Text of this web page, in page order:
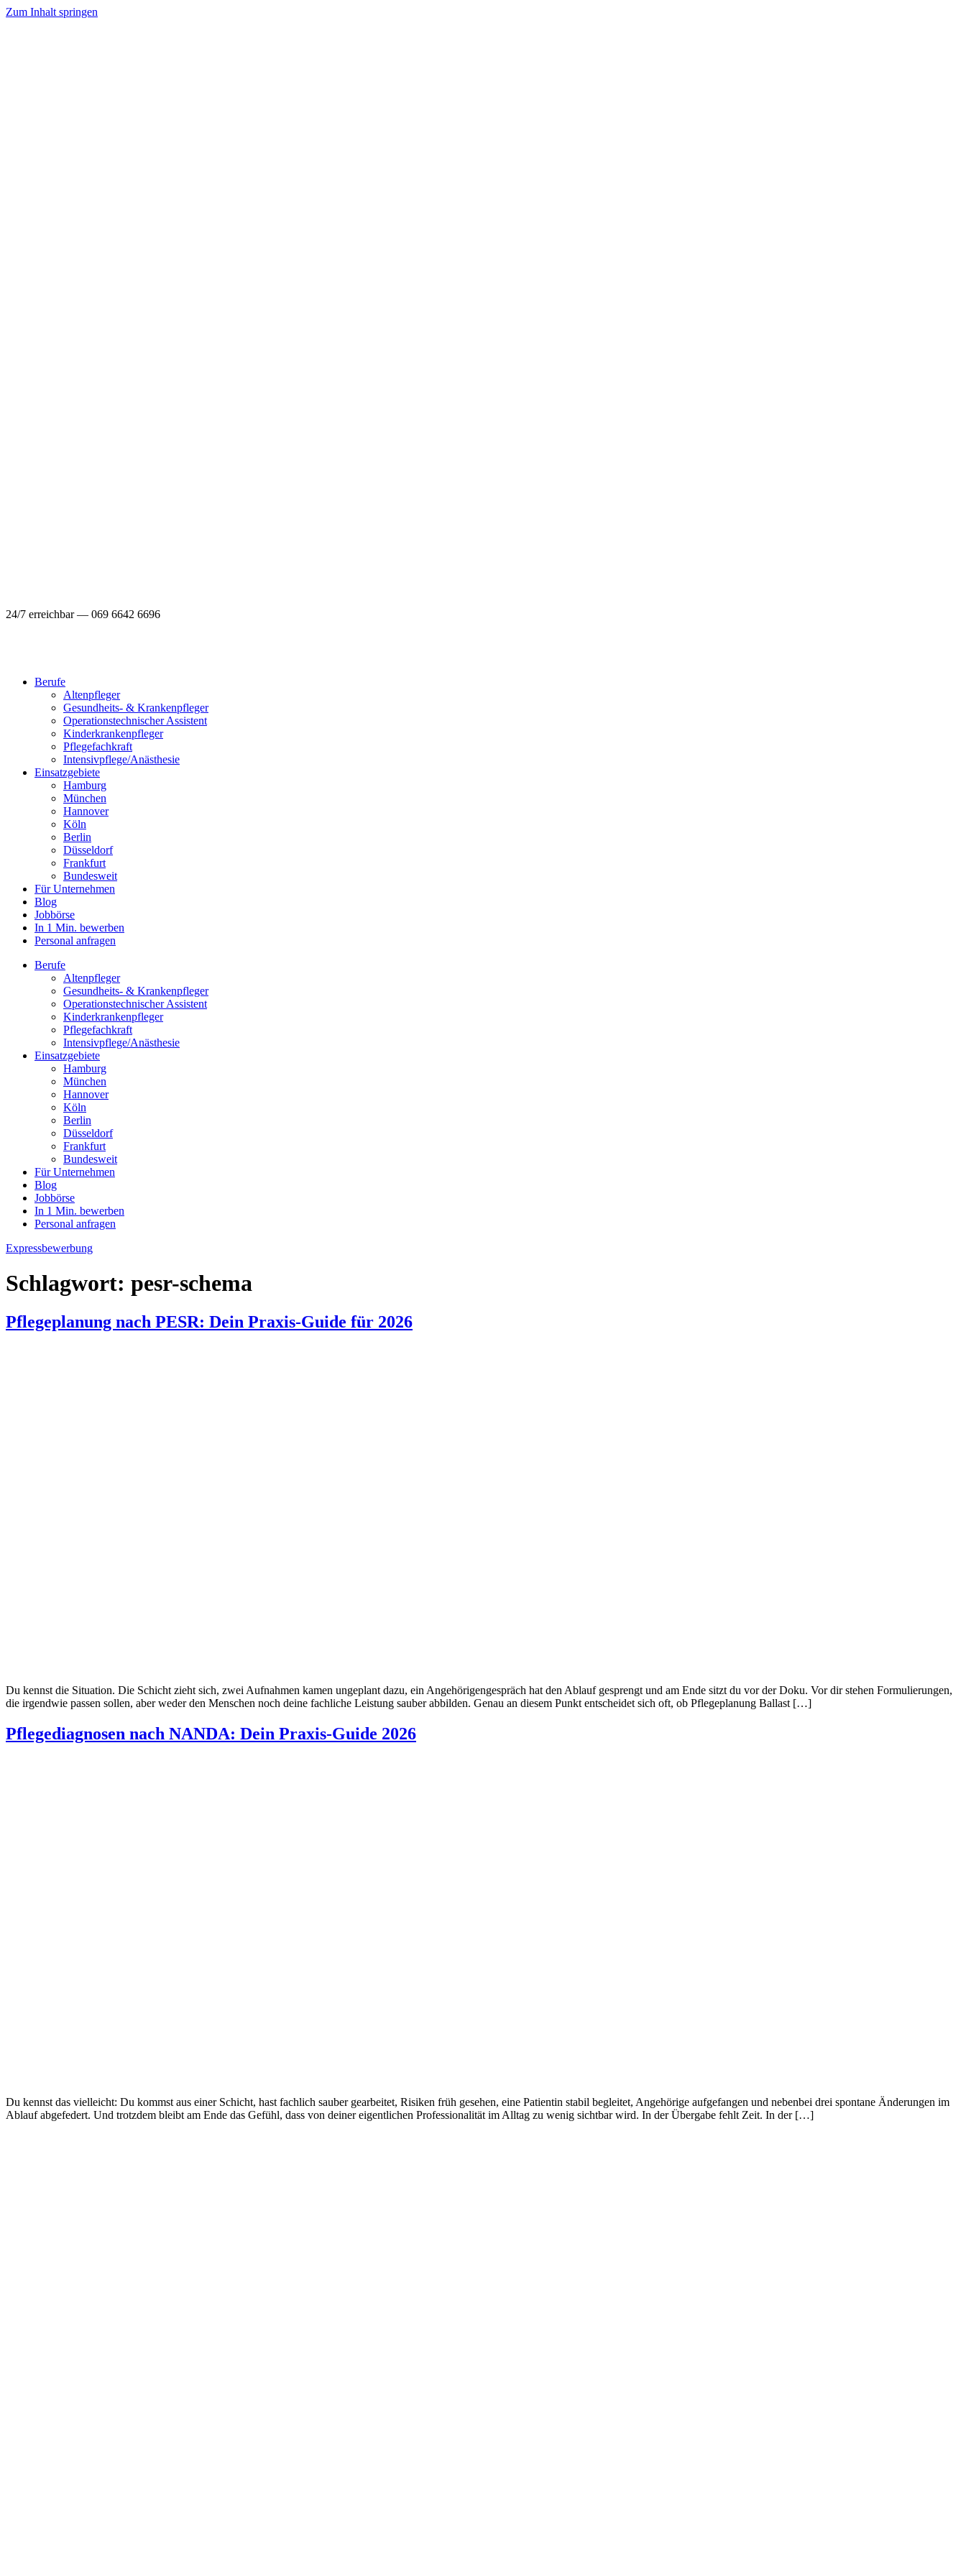
Zum Inhalt springen
24/7 erreichbar — 069 6642 6696
Berufe
Altenpfleger
Gesundheits- & Krankenpfleger
Operationstechnischer Assistent
Kinderkrankenpfleger
Pflegefachkraft
Intensivpflege/Anästhesie
Einsatzgebiete
Hamburg
München
Hannover
Köln
Berlin
Düsseldorf
Frankfurt
Bundesweit
Für Unternehmen
Blog
Jobbörse
In 1 Min. bewerben
Personal anfragen
Berufe
Altenpfleger
Gesundheits- & Krankenpfleger
Operationstechnischer Assistent
Kinderkrankenpfleger
Pflegefachkraft
Intensivpflege/Anästhesie
Einsatzgebiete
Hamburg
München
Hannover
Köln
Berlin
Düsseldorf
Frankfurt
Bundesweit
Für Unternehmen
Blog
Jobbörse
In 1 Min. bewerben
Personal anfragen
Expressbewerbung
Schlagwort: pesr-schema
Pflegeplanung nach PESR: Dein Praxis-Guide für 2026
Du kennst die Situation. Die Schicht zieht sich, zwei Aufnahmen kamen ungeplant dazu, ein Angehörigengespräch hat den Ablauf gesprengt und am Ende sitzt du vor der Doku. Vor dir stehen Formulierungen,
die irgendwie passen sollen, aber weder den Menschen noch deine fachliche Leistung sauber abbilden. Genau an diesem Punkt entscheidet sich oft, ob Pflegeplanung Ballast […]
Pflegediagnosen nach NANDA: Dein Praxis-Guide 2026
Du kennst das vielleicht: Du kommst aus einer Schicht, hast fachlich sauber gearbeitet, Risiken früh gesehen, eine Patientin stabil begleitet, Angehörige aufgefangen und nebenbei drei spontane Änderungen im
Ablauf abgefedert. Und trotzdem bleibt am Ende das Gefühl, dass von deiner eigentlichen Professionalität im Alltag zu wenig sichtbar wird. In der Übergabe fehlt Zeit. In der […]